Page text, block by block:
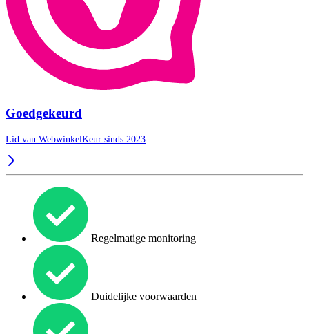
Goedgekeurd
Lid van WebwinkelKeur sinds 2023
Regelmatige monitoring
Duidelijke voorwaarden